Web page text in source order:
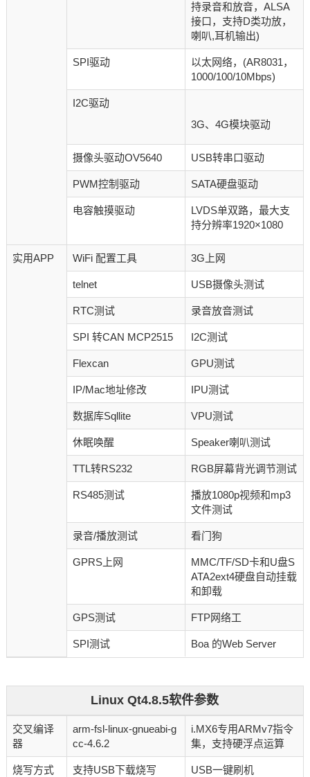
持录音和放音，ALSA
接口，支持D类功放，
喇叭,耳机输出)
SPI驱动
以太网络，(AR8031，
1000/100/10Mbps)
I2C驱动
3G、4G模块驱动
摄像头驱动OV5640 USB转串口驱动
PWM控制驱动 SATA硬盘驱动
电容触摸驱动
LVDS单双路，最大支
持分辨率1920×1080
实用APP WiFi 配置工具 3G上网
telnet USB摄像头测试
RTC测试 录音放音测试
SPI 转CAN MCP2515 I2C测试
Flexcan GPU测试
IP/Mac地址修改 IPU测试
数据库Sqllite VPU测试
休眠唤醒 Speaker喇叭测试
TTL转RS232 RGB屏幕背光调节测试
RS485测试
播放1080p视频和mp3
文件测试
录音/播放测试 看门狗
GPRS上网
MMC/TF/SD卡和U盘S
ATA2ext4硬盘自动挂载
和卸载
GPS测试 FTP网络工
SPI测试 Boa 的Web Server
Linux Qt4.8.5软件参数
交叉编译
器
arm-fsl-linux-gnueabi-g
cc-4.6.2
i.MX6专用ARMv7指令
集，支持硬浮点运算
烧写方式 支持USB下载烧写 USB一键刷机